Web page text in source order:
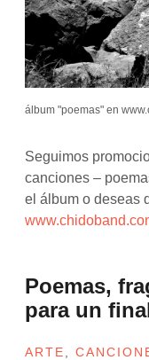
álbum "poemas" en
Seguimos
canciones –
el álbum o deseas
Poemas,
para un
ARTE ,